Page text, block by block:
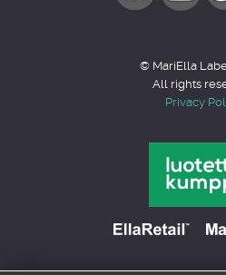
© MariElla
All rights
Privacy